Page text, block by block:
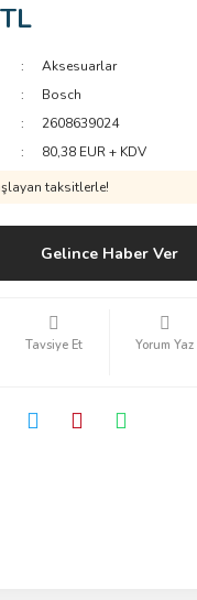
Aksesuarlar
Bosch
2608639024
80,38 EUR + KDV
taksitlerle!
Gelince Haber Ver
Tavsiye Et Yorum Yaz